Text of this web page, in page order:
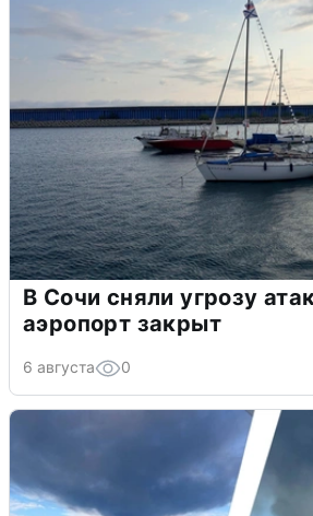
В Сочи сняли угрозу
аэропорт закрыт
6 августа 0